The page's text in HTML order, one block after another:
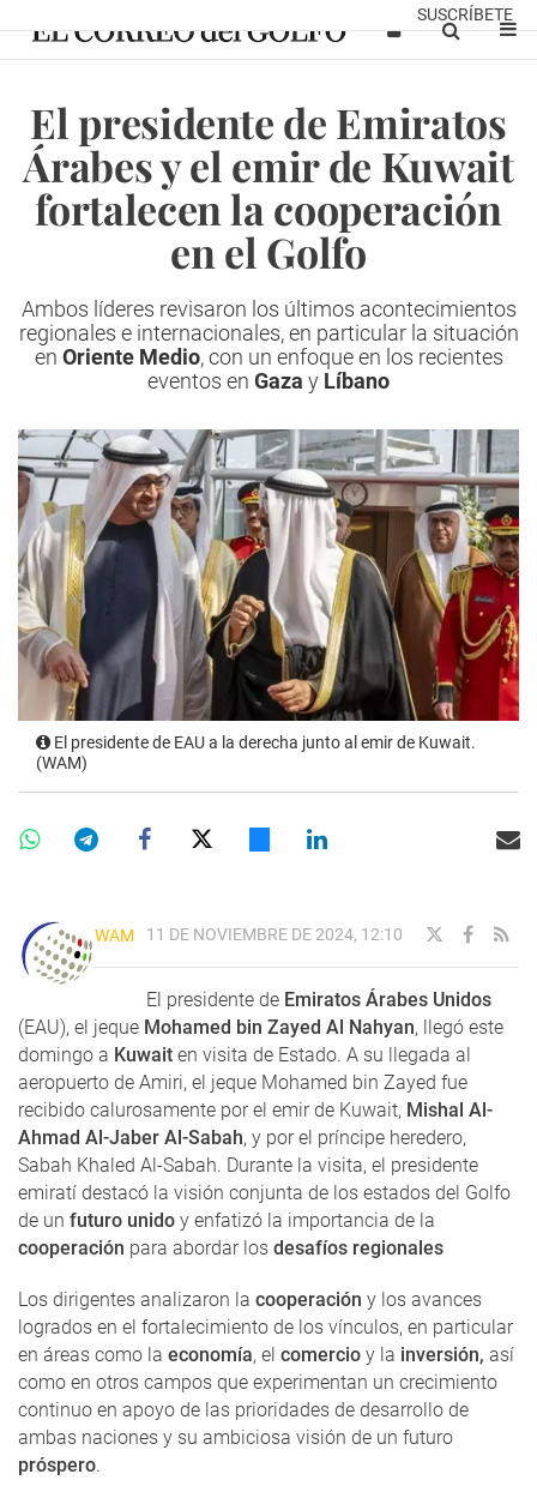
SUSCRÍBETE
El presidente de Emiratos
Árabes y el emir de Kuwait
fortalecen la cooperación
en el Golfo
Ambos líderes revisaron los últimos acontecimientos
regionales e internacionales, en particular la situación
en Oriente Medio, con un enfoque en los recientes
eventos en Gaza y Líbano
El presidente de EAU a la derecha junto al emir de Kuwait.
(WAM)
WAM 11 DE NOVIEMBRE DE 2024, 12:10
El presidente de Emiratos Árabes Unidos
(EAU), el jeque Mohamed bin Zayed Al Nahyan, llegó este
domingo a Kuwait en visita de Estado. A su llegada al
aeropuerto de Amiri, el jeque Mohamed bin Zayed fue
recibido calurosamente por el emir de Kuwait, Mishal Al-
Ahmad Al-Jaber Al-Sabah, y por el príncipe heredero,
Sabah Khaled Al-Sabah. Durante la visita, el presidente
emiratí destacó la visión conjunta de los estados del Golfo
de un futuro unido y enfatizó la importancia de la
cooperación para abordar los desafíos regionales
Los dirigentes analizaron la cooperación y los avances
logrados en el fortalecimiento de los vínculos, en particular
en áreas como la economía, el comercio y la inversión, así
como en otros campos que experimentan un crecimiento
continuo en apoyo de las prioridades de desarrollo de
ambas naciones y su ambiciosa visión de un futuro
próspero.